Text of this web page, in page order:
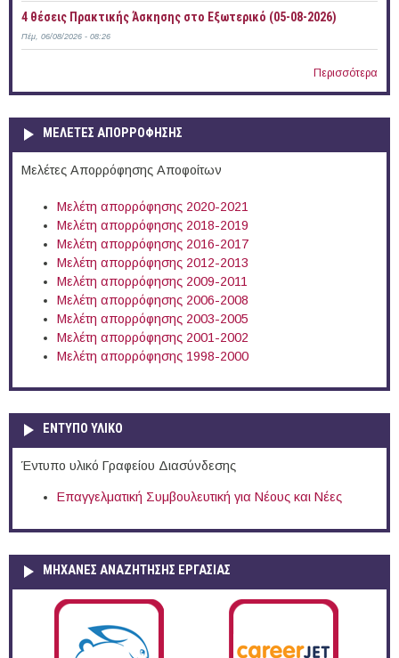
4 θέσεις Πρακτικής Άσκησης στο Εξωτερικό (05-08-2026)
Πέμ, 06/08/2026 - 08:26
Περισσότερα
ΜΕΛΕΤΕΣ ΑΠΟΡΡΟΦΗΣΗΣ
Μελέτες Απορρόφησης Αποφοίτων
Μελέτη απορρόφησης 2020-2021
Μελέτη απορρόφησης 2018-2019
Μελέτη απορρόφησης 2016-2017
Μελέτη απορρόφησης 2012-2013
Μελέτη απορρόφησης 2009-2011
Μελέτη απορρόφησης 2006-2008
Μελέτη απορρόφησης 2003-2005
Μελέτη απορρόφησης 2001-2002
Μελέτη απορρόφησης 1998-2000
ΕΝΤΥΠΟ ΥΛΙΚΟ
Έντυπο υλικό Γραφείου Διασύνδεσης
Επαγγελματική Συμβουλευτική για Νέους και Νέες
ΜΗΧΑΝΕΣ ΑΝΑΖΗΤΗΣΗΣ ΕΡΓΑΣΙΑΣ